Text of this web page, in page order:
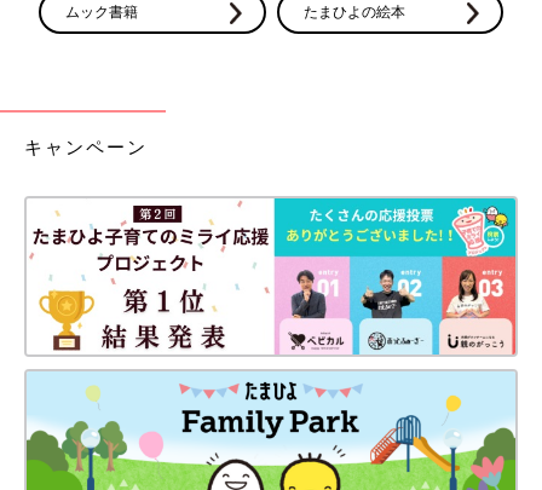
Amazonで見る
ムック書籍 たまひよの絵本
キャンペーン